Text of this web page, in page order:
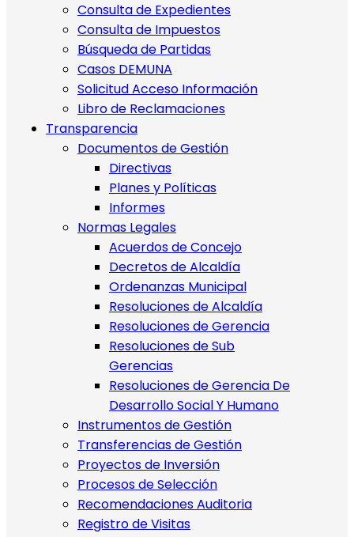
Consulta de Expedientes
Consulta de Impuestos
Búsqueda de Partidas
Casos DEMUNA
Solicitud Acceso Información
Libro de Reclamaciones
Transparencia
Documentos de Gestión
Directivas
Planes y Políticas
Informes
Normas Legales
Acuerdos de Concejo
Decretos de Alcaldía
Ordenanzas Municipal
Resoluciones de Alcaldía
Resoluciones de Gerencia
Resoluciones de Sub
Gerencias
Resoluciones de Gerencia De
Desarrollo Social Y Humano
Instrumentos de Gestión
Transferencias de Gestión
Proyectos de Inversión
Procesos de Selección
Recomendaciones Auditoria
Registro de Visitas